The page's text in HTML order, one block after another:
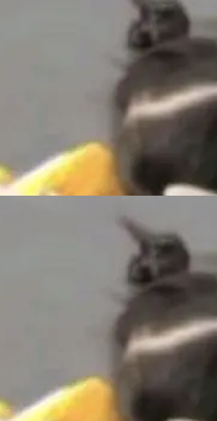
和直
器 AP
did 8T
+ 3T
着 #
热搜——
操
10.1
PINE
，包
销平
业开
域的
期经
X3D系